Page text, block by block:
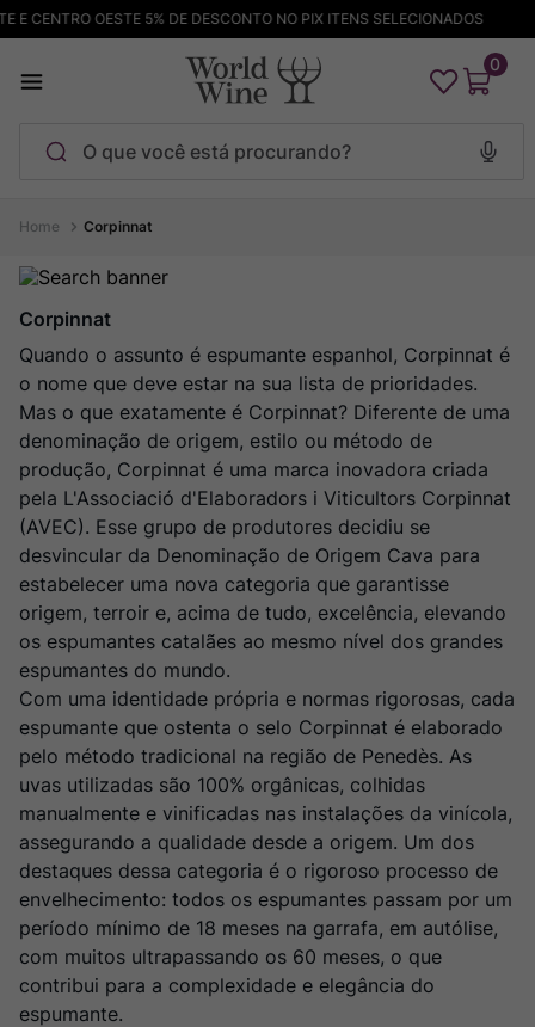
OESTE 5% DE DESCONTO NO PIX ITENS SELECIONADOS
0
Corpinnat
Corpinnat
Quando o assunto é espumante espanhol, Corpinnat é
o nome que deve estar na sua lista de prioridades.
Mas o que exatamente é Corpinnat? Diferente de uma
denominação de origem, estilo ou método de
produção, Corpinnat é uma marca inovadora criada
pela L'Associació d'Elaboradors i Viticultors Corpinnat
(AVEC). Esse grupo de produtores decidiu se
desvincular da Denominação de Origem Cava para
estabelecer uma nova categoria que garantisse
origem, terroir e, acima de tudo, excelência, elevando
os espumantes catalães ao mesmo nível dos grandes
espumantes do mundo.
Com uma identidade própria e normas rigorosas, cada
espumante que ostenta o selo Corpinnat é elaborado
pelo método tradicional na região de Penedès. As
uvas utilizadas são 100% orgânicas, colhidas
manualmente e vinificadas nas instalações da vinícola,
assegurando a qualidade desde a origem. Um dos
destaques dessa categoria é o rigoroso processo de
envelhecimento: todos os espumantes passam por um
período mínimo de 18 meses na garrafa, em autólise,
com muitos ultrapassando os 60 meses, o que
contribui para a complexidade e elegância do
espumante.
Termos mais buscados
1º Maçanita
2º Pinot Noir
3º Barolo
4º Chablis
Bodega Garzon
6º Garzon
7 º Pacalet
Rocim
9º Ver Sacrum
10º Champagne